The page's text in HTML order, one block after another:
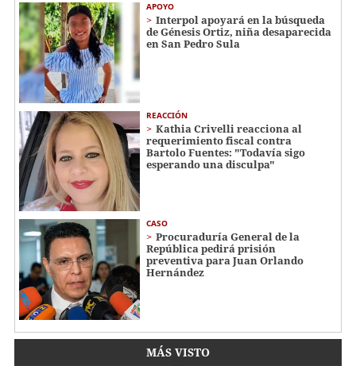
APOYO
Interpol apoyará en la búsqueda
de Génesis Ortiz, niña desaparecida
en San Pedro Sula
REACCIÓN
Kathia Crivelli reacciona al
requerimiento fiscal contra
Bartolo Fuentes: "Todavía sigo
esperando una disculpa"
CASO
Procuraduría General de la
República pedirá prisión
preventiva para Juan Orlando
Hernández
MÁS VISTO